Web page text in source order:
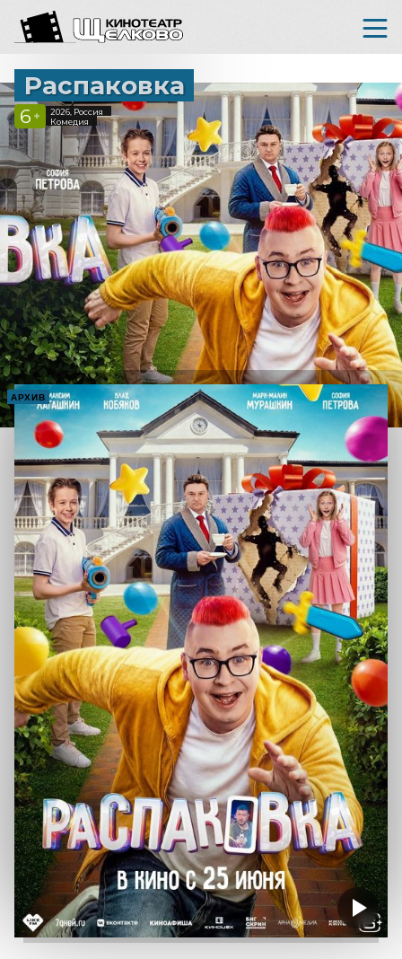
Распаковка
6 +
2026, Россия
Комедия
АРХИВ